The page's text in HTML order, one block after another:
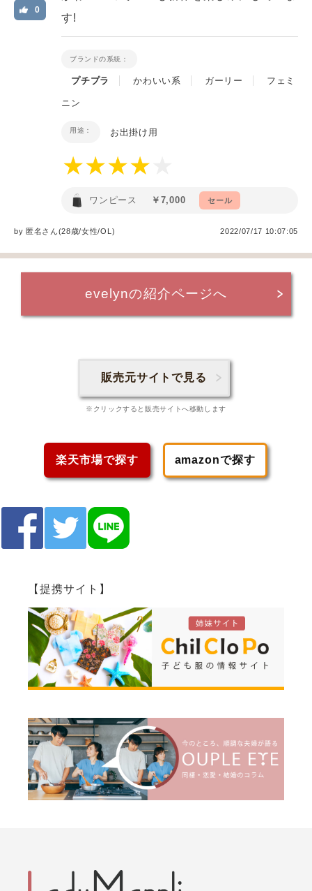
0
す!
ブランドの系統：
プチプラ かわいい系 ガーリー フェミ
ニン
用途： お出掛け用
ワンピース ￥7,000 セール
by匿名さん(28歳/女性/OL ) 2022/07/17 10:07:05
evelynの紹介ページへ
販売元サイトで見る
※クリックすると販売サイトへ移動します
楽天市場で探す amazonで探す
【提携サイト】